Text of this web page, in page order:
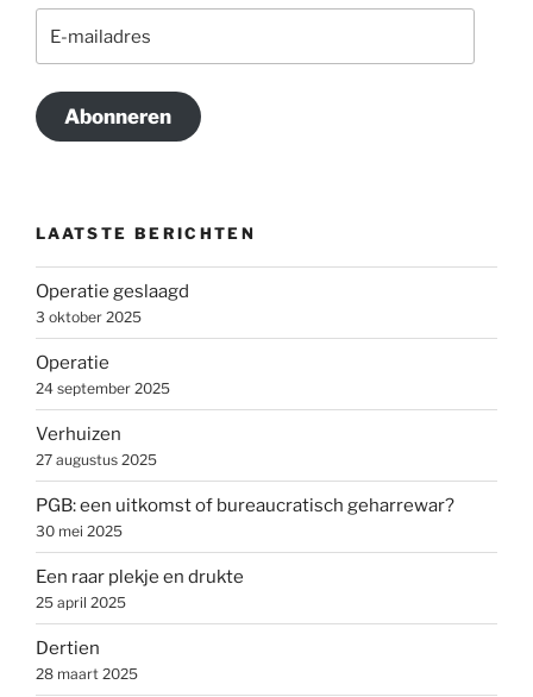
Abonneren
LAATSTE BERICHTEN
Operatie geslaagd
3 oktober 2025
Operatie
24 september 2025
Verhuizen
27 augustus 2025
PGB: een uitkomst of bureaucratisch geharrewar?
30 mei 2025
Een raar plekje en drukte
25 april 2025
Dertien
28 maart 2025